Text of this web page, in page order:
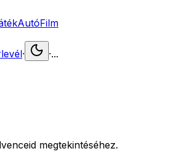
AutóFilm
· ·...
megtekintéséhez.